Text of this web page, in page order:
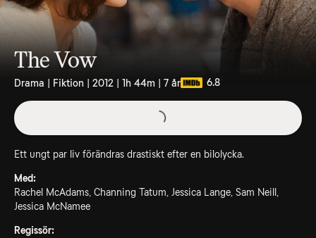
The Vow
Drama | Fiktion | 2012 | 1h 44m | 7 år 6.8
Ett ungt par liv förändras drastiskt efter en bilolycka.
Med:
Rachel McAdams, Channing Tatum, Jessica Lange, Sam Neill,
Jessica McNamee
Regissör: